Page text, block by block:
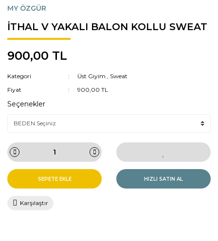
MY ÖZGÜR
İTHAL V YAKALI BALON KOLLU SWEAT
900,00 TL
Kategori Üst Giyim , Sweat
Fiyat
900,00 TL
Seçenekler
SEPETE EKLE HIZLI SATIN AL
Karşılaştır